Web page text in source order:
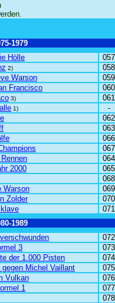
1979
Hölle
057
2)
058
Warson
059
Francisco
060
3)
061
1)
-
062
063
066
067
064
2000
065
068
Warson
069
Zolder
070
071
1989
072
3
073
der 1.000 Pisten
074
Michel Vaillant
075
Vulkan
076
1
077
078